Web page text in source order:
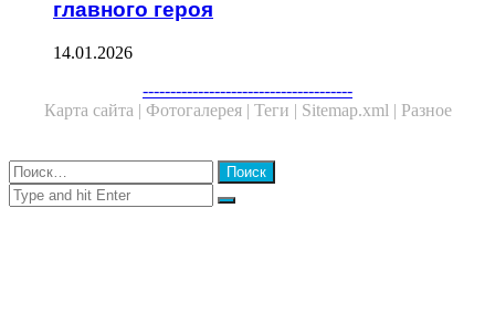
главного героя
14.01.2026
--------------------------------------
Карта сайта | Фотогалерея | Теги | Sitemap.xml | Разное
Close
Найти:
Close
Search